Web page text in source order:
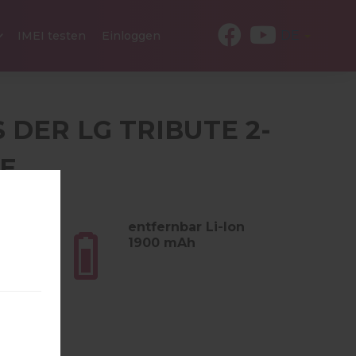
IMEI testen Einloggen
DER LG TRIBUTE 2-
entfernbar Li-Ion
1900 mAh